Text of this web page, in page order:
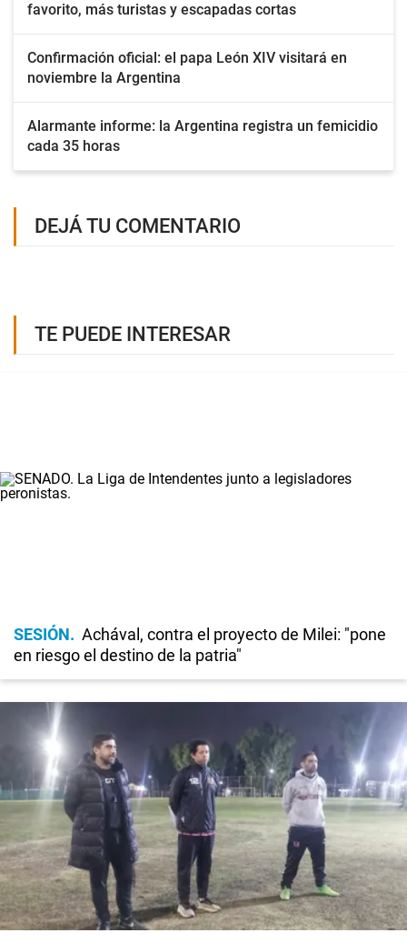
favorito, más turistas y escapadas cortas
Confirmación oficial: el papa León XIV visitará en
noviembre la Argentina
Alarmante informe: la Argentina registra un femicidio
cada 35 horas
DEJÁ TU COMENTARIO
TE PUEDE INTERESAR
SESIÓN
Achával, contra el proyecto de Milei: "pone
en riesgo el destino de la patria"